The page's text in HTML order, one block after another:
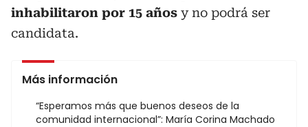
inhabilitaron por 15 años y no podrá ser
candidata.
Más información
“Esperamos más que buenos deseos de la
comunidad internacional”: María Corina Machado